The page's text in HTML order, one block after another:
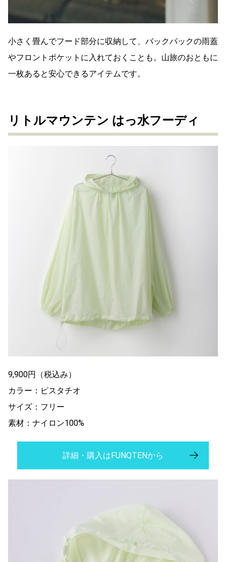
小さく畳んでフード部分に収納して、バックパックの雨蓋
やフロントポケットに入れておくことも。山旅のおともに
一枚あると安心できるアイテムです。
リトルマウンテン はっ水フーディ
9,900円（税込み）
カラー：ピスタチオ
サイズ：フリー
素材：ナイロン100%
詳細・購入はFUNQTENから